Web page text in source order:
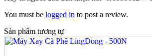
You must be logged in to post a review.
Sản phẩm tương tự